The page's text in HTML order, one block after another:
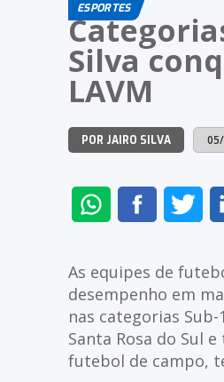
ESPORTES
Silva
LAVM
POR JAIRO SILVA
ENVIAR
NO
NO
NO
As equipes de
desempenho em
nas categorias
Santa Rosa do Sul
futebol de campo,